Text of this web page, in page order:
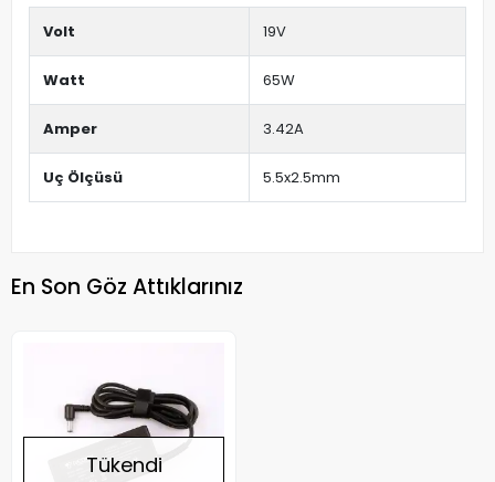
Volt 19V
Watt 65W
Amper 3.42A
Uç Ölçüsü 5.5x2.5mm
En Son Göz Attıklarınız
Tükendi